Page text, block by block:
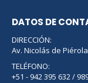
DATOS DE
DIRECCIÓN:
Av. Nicolás de
TELÉFONO:
+51 - 942 395 632 /